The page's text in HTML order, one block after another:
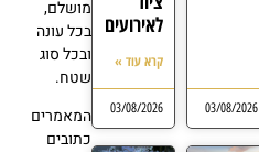
03/08/2026
לאירועים
קרא עוד »
03/08/2026
מושלם,
בכל עונה
ובכל סוג
שטח.
המאמרים
כתובים